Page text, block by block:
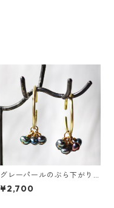
グレーパールのぶら下がり
イヤーカフ
¥2,700